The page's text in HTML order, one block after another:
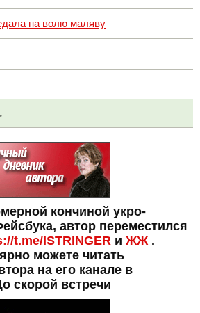
на волю маляву
кончиной укро-
автор переместился
t.me/ISTRINGER и ЖЖ.
можете читать
на его канале в
скорой встречи